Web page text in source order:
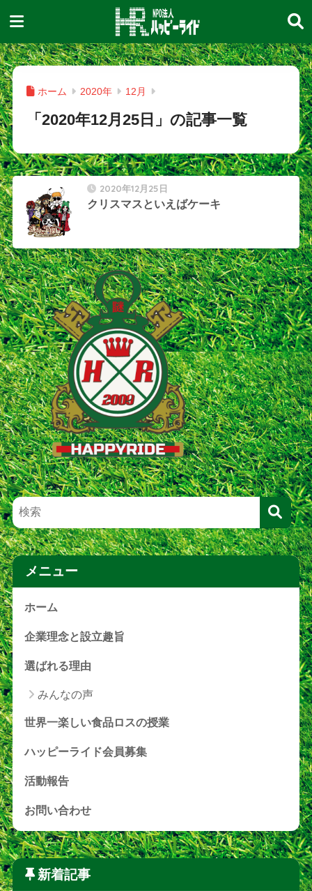
ホーム 2020年 12月
「2020年12月25日」の記事一覧
2020年12月25日
クリスマスといえばケーキ
メニュー
ホーム
企業理念と設立趣旨
選ばれる理由
みんなの声
世界一楽しい食品ロスの授業
ハッピーライド会員募集
活動報告
お問い合わせ
新着記事